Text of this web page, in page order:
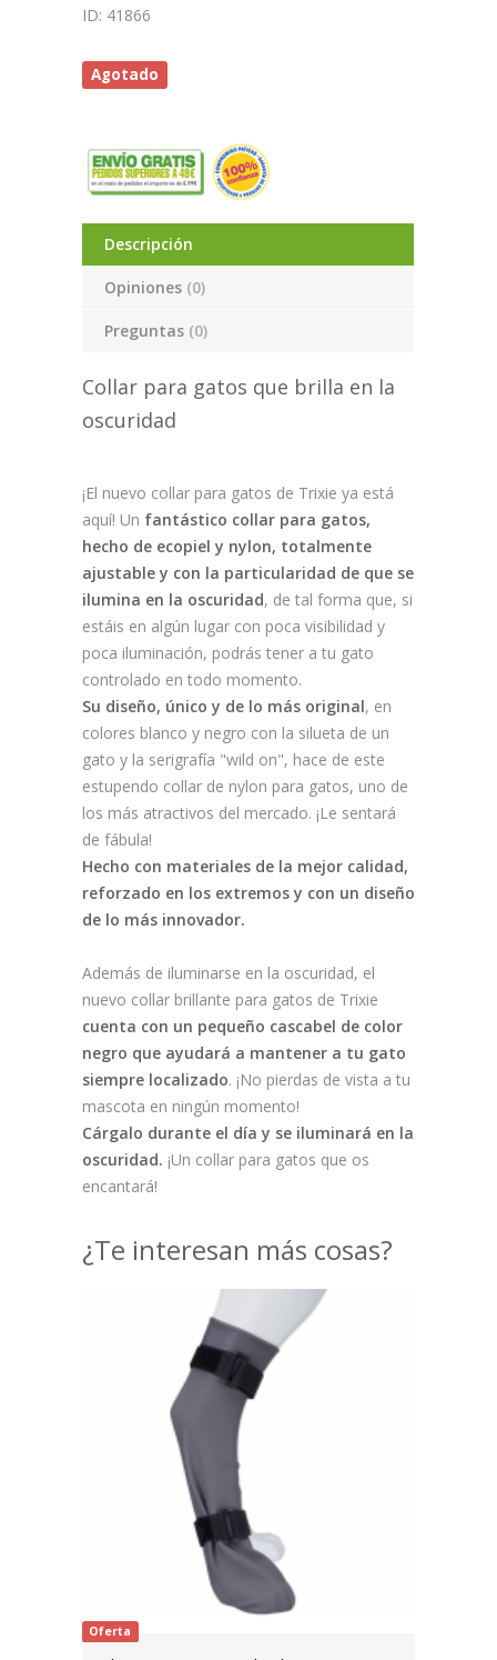
ID: 41866
Agotado
Descripción
Opiniones (0)
Preguntas (0)
Collar para gatos que brilla en la
oscuridad
¡El nuevo collar para gatos de Trixie ya está
aquí! Un fantástico collar para gatos,
hecho de ecopiel y nylon, totalmente
ajustable y con la particularidad de que se
ilumina en la oscuridad, de tal forma que, si
estáis en algún lugar con poca visibilidad y
poca iluminación, podrás tener a tu gato
controlado en todo momento.
Su diseño, único y de lo más original, en
colores blanco y negro con la silueta de un
gato y la serigrafía "wild on", hace de este
estupendo collar de nylon para gatos, uno de
los más atractivos del mercado. ¡Le sentará
de fábula!
Hecho con materiales de la mejor calidad,
reforzado en los extremos y con un diseño
de lo más innovador.
Además de iluminarse en la oscuridad, el
nuevo collar brillante para gatos de Trixie
cuenta con un pequeño cascabel de color
negro que ayudará a mantener a tu gato
siempre localizado. ¡No pierdas de vista a tu
mascota en ningún momento!
Cárgalo durante el día y se iluminará en la
oscuridad. ¡Un collar para gatos que os
encantará!
¿Te interesan más cosas?
Oferta